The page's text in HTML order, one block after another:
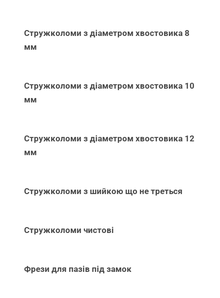
Стружколоми з діаметром хвостовика 8
мм
Стружколоми з діаметром хвостовика 10
мм
Стружколоми з діаметром хвостовика 12
мм
Стружколоми з шийкою що не треться
Стружколоми чистові
Фрези для пазів під замок